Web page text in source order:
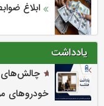
ابلاغ
یادداشت
چالش‌های
خودروهای